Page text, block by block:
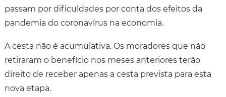
passam por dificuldades por conta dos efeitos da
pandemia do coronavírus na economia.
A cesta não é acumulativa. Os moradores que não
retiraram o benefício nos meses anteriores terão
direito de receber apenas a cesta prevista para esta
nova etapa.